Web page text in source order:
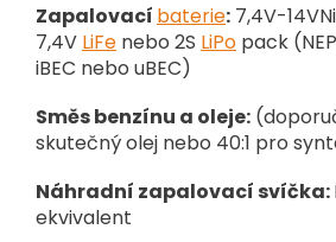
Zapalovací baterie: 7,4V-
7,4V LiFe nebo 2S LiPo pack
iBEC nebo uBEC)
Směs benzínu a oleje:
skutečný olej nebo 40:1 pro
Náhradní zapalovací svíčka:
ekvivalent